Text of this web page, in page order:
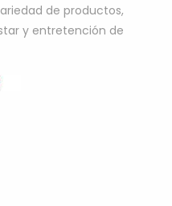
de productos,
y entretención de